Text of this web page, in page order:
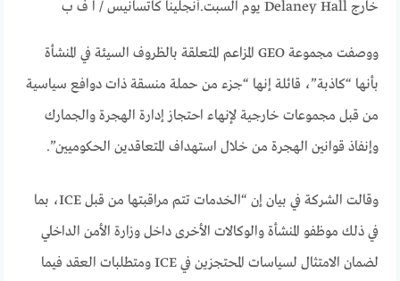
خارج Delaney Hall يوم السبت.
أنجلينا كاتسانيس / ا ف ب
ووصفت مجموعة GEO المزاعم المتعلقة بالظروف السيئة في المنشأة
بأنها “كاذبة”، قائلة إنها “جزء من حملة منسقة ذات دوافع سياسية
من قبل مجموعات خارجية لإنهاء احتجاز إدارة الهجرة والجمارك
وإنفاذ قوانين الهجرة من خلال استهداف المتعاقدين الحكوميين”.
وقالت الشركة في بيان إن “الخدمات تتم مراقبتها من قبل ICE، بما
في ذلك موظفو المنشأة والوكالات الأخرى داخل وزارة الأمن الداخلي
لضمان الامتثال لسياسات المحتجزين في ICE ومتطلبات العقد فيما